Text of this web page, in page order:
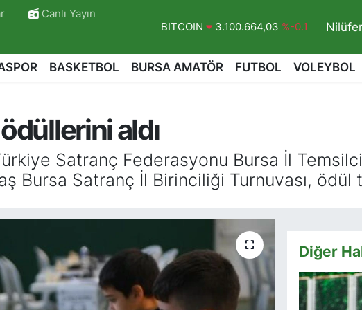
Canlı Yayın
DOLAR 47,7436 %0.18
EURO
55,2510 %0.32
3.100.664,03 %-0.18
Nilüfer
BASKETBOL BURSA AMATÖR FUTBOL VOLEYBOL
aldı
Satranç Federasyonu Bursa İl
Bursa Satranç İl Birinciliği Turnuvası,
Diğer